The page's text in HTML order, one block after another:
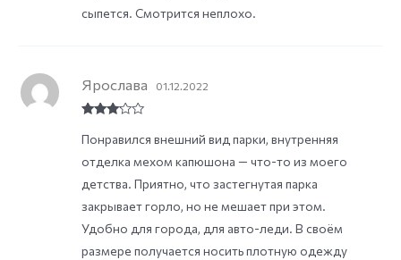
сыпется. Смотрится неплохо.
out of
Ярослава 01.12.2022
Понравился внешний вид парки, внутренняя
отделка мехом капюшона — что-то из моего
детства. Приятно, что застегнутая парка
закрывает горло, но не мешает при этом.
Удобно для города, для авто-леди. В своём
размере получается носить плотную одежду